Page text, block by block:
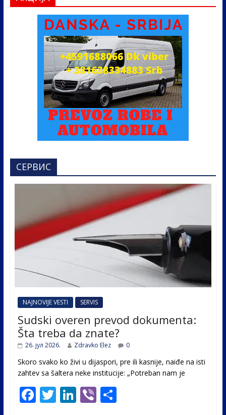
СЕРВИС
NAJNOVIJE VESTI SERVIS
Sudski overen prevod dokumenta:
Šta treba da znate?
26. јул 2026. Zdravko Elez 0
Skoro svako ko živi u dijaspori, pre ili kasnije, naiđe na isti
zahtev sa šaltera neke institucije: „Potreban nam je
F T Li Vi S